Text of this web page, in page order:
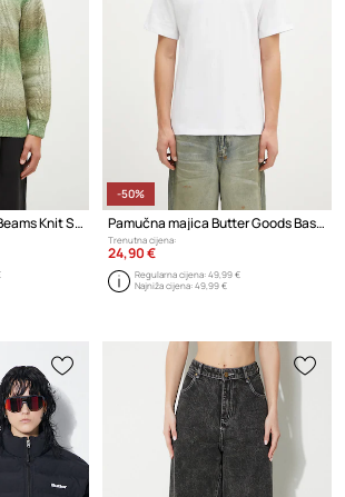
Pulover Butter Goods Beams Knit Sweater
-50%
Pamučna majica Butter Goods Basic Tee
Trenutna cijena:
24,90 €
Regularna cijena:49,99 €
Najniža cijena:49,99 €